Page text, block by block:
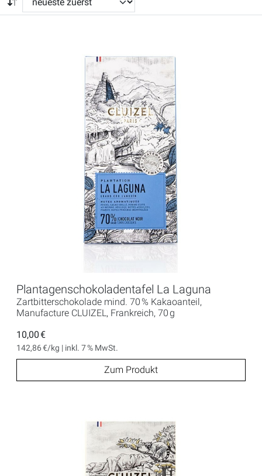
Plantagenschokoladentafel La Laguna
Zartbitterschokolade mind. 70 % Kakaoanteil,
Manufacture CLUIZEL, Frankreich, 70 g
10,00 €
142,86 €/kg | inkl. 7 % MwSt.
Zum Produkt